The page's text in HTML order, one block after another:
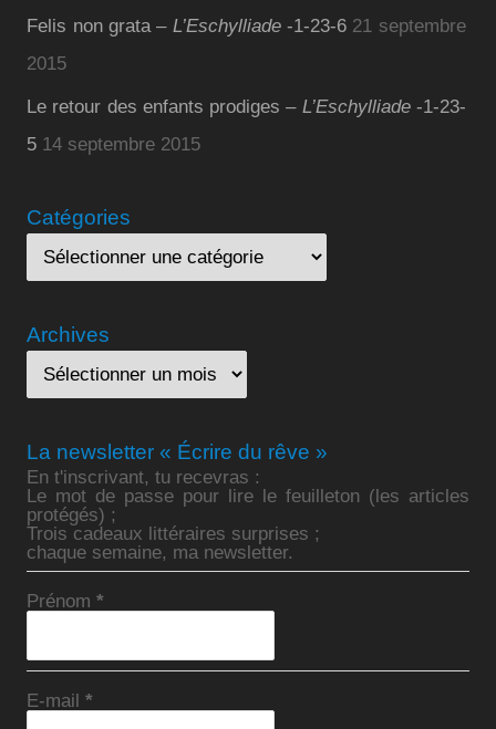
Felis non grata – L’Eschylliade-1-23-6 21 septembre
2015
Le retour des enfants prodiges – L’Eschylliade-1-23-
5 14 septembre 2015
Catégories
Archives
La newsletter « Écrire du rêve »
En t'inscrivant, tu recevras :
Le mot de passe pour lire le feuilleton (les articles
protégés) ;
Trois cadeaux littéraires surprises ;
chaque semaine, ma newsletter.
Prénom*
E-mail*